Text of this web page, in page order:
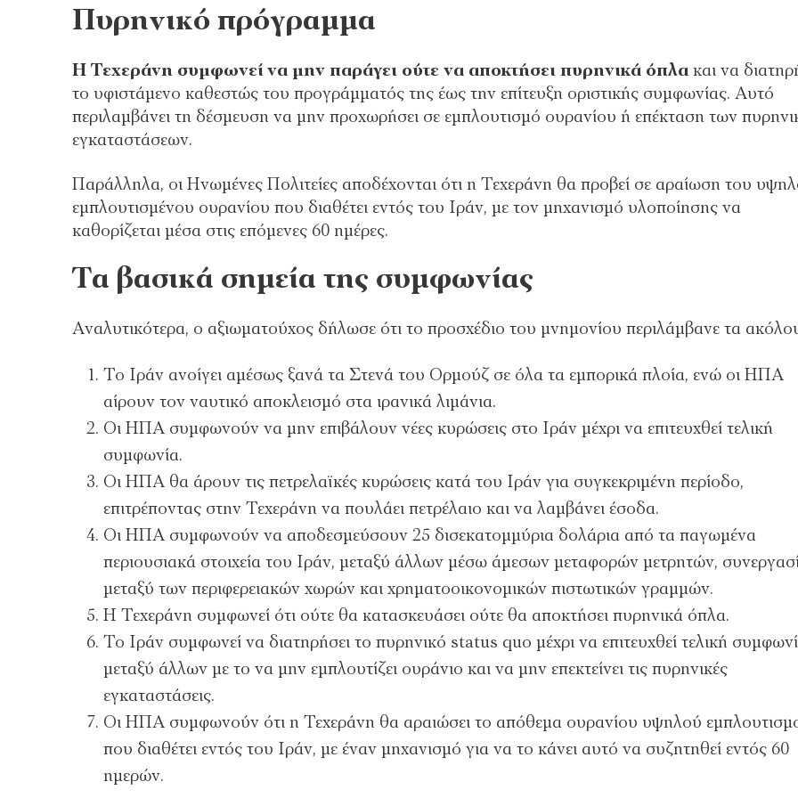
Πυρηνικό πρόγραμμα
Η Τεχεράνη συμφωνεί να μην παράγει ούτε να αποκτήσει πυρηνικά όπλακαι να
το υφιστάμενο καθεστώς του προγράμματός της έως την επίτευξη οριστικής συμφωνίας. Αυτό
περιλαμβάνει τη δέσμευση να μην προχωρήσει σε εμπλουτισμό ουρανίου ή επέκταση των
εγκαταστάσεων.
Παράλληλα, οι Ηνωμένες Πολιτείες αποδέχονται ότι η Τεχεράνη θα προβεί σε αραίωση του
εμπλουτισμένου ουρανίου που διαθέτει εντός του Ιράν, με τον μηχανισμό υλοποίησης να
καθορίζεται μέσα στις επόμενες 60 ημέρες.
Τα βασικά σημεία της συμφωνίας
Αναλυτικότερα, ο αξιωματούχος δήλωσε ότι το προσχέδιο του μνημονίου περιλάμβανε τα
Το Ιράν ανοίγει αμέσως ξανά τα Στενά του Ορμούζ σε όλα τα εμπορικά πλοία, ενώ οι ΗΠΑ
αίρουν τον ναυτικό αποκλεισμό στα ιρανικά λιμάνια.
Οι ΗΠΑ συμφωνούν να μην επιβάλουν νέες κυρώσεις στο Ιράν μέχρι να επιτευχθεί τελική
συμφωνία.
Οι ΗΠΑ θα άρουν τις πετρελαϊκές κυρώσεις κατά του Ιράν για συγκεκριμένη περίοδο,
επιτρέποντας στην Τεχεράνη να πουλάει πετρέλαιο και να λαμβάνει έσοδα.
Οι ΗΠΑ συμφωνούν να αποδεσμεύσουν 25 δισεκατομμύρια δολάρια από τα παγωμένα
περιουσιακά στοιχεία του Ιράν, μεταξύ άλλων μέσω άμεσων μεταφορών μετρητών,
μεταξύ των περιφερειακών χωρών και χρηματοοικονομικών πιστωτικών γραμμών.
Η Τεχεράνη συμφωνεί ότι ούτε θα κατασκευάσει ούτε θα αποκτήσει πυρηνικά όπλα.
Το Ιράν συμφωνεί να διατηρήσει το πυρηνικό status quo μέχρι να επιτευχθεί τελική
μεταξύ άλλων με το να μην εμπλουτίζει ουράνιο και να μην επεκτείνει τις πυρηνικές
εγκαταστάσεις.
Οι ΗΠΑ συμφωνούν ότι η Τεχεράνη θα αραιώσει το απόθεμα ουρανίου υψηλού
που διαθέτει εντός του Ιράν, με έναν μηχανισμό για να το κάνει αυτό να συζητηθεί εντός 60
ημερών.